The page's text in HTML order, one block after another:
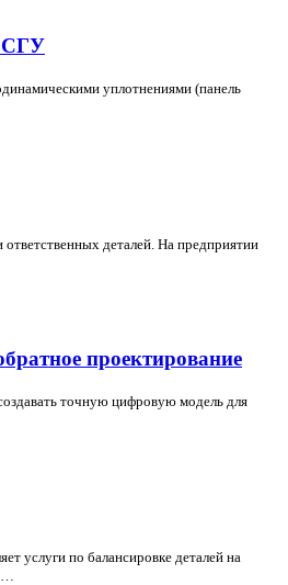
СГУ
уплотнениями (панель
деталей. На предприятии
проектирование
точную цифровую модель для
услуги по балансировке деталей на